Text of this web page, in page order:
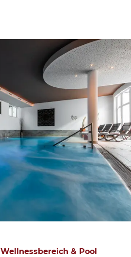
Wellnessbereich & Pool